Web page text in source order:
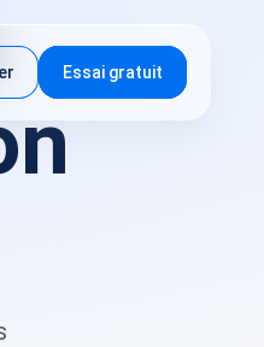
Essai gratuit